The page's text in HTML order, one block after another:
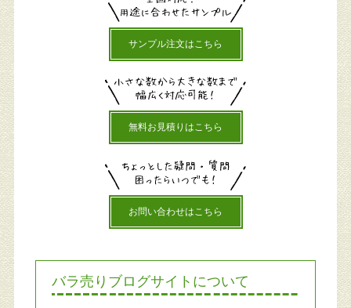
サンプル注文はこちら
無料お見積りはこちら
お問い合わせはこちら
バラ売りブログサイトについて